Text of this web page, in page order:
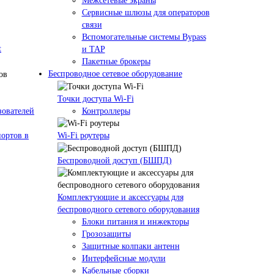
Сервисные шлюзы для операторов
связи
Вспомогательные системы Bypass
и TAP
Пакетные брокеры
в
Беспроводное сетевое оборудование
Точки доступа Wi-Fi
Контроллеры
Wi-Fi роутеры
Беспроводной доступ (БШПД)
Комплектующие и аксессуары для
беспроводного сетевого оборудования
Блоки питания и инжекторы
Грозозащиты
Защитные колпаки антенн
Интерфейсные модули
Кабельные сборки